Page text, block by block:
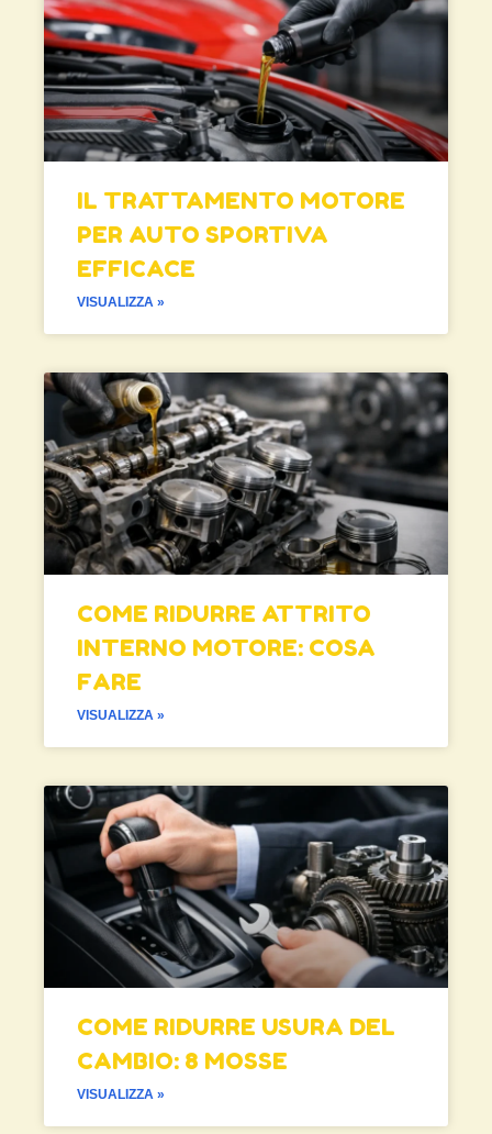
IL TRATTAMENTO MOTORE
PER AUTO SPORTIVA
EFFICACE
VISUALIZZA »
COME RIDURRE ATTRITO
INTERNO MOTORE: COSA
FARE
VISUALIZZA »
COME RIDURRE USURA DEL
CAMBIO: 8 MOSSE
VISUALIZZA »